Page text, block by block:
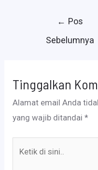
← Pos
Sebelumnya
Tinggalkan
Alamat email Anda
yang wajib ditandai*